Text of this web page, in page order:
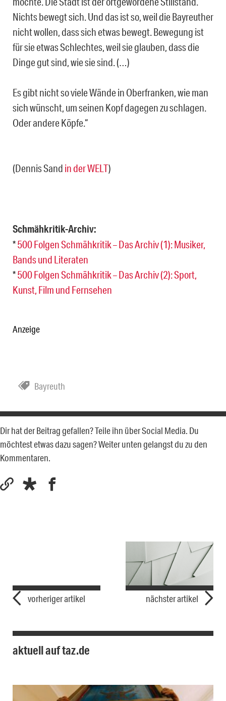
Nichts bewegt sich. Und das ist so, weil die Bayreuther
nicht wollen, dass sich etwas bewegt. Bewegung ist
für sie etwas Schlechtes, weil sie glauben, dass die
Dinge gut sind, wie sie sind. (…)
Es gibt nicht so viele Wände in Oberfranken, wie man
sich wünscht, um seinen Kopf dagegen zu schlagen.
Oder andere Köpfe.“
(Dennis Sand in der WELT)
Schmähkritik-Archiv:
*500 Folgen Schmähkritik – Das Archiv (1): Musiker,
Bands und Literaten
*500 Folgen Schmähkritik – Das Archiv (2): Sport,
Kunst, Film und Fernsehen
Anzeige
Bayreuth
Dir hat der Beitrag gefallen? Teile ihn über Social Media. Du
möchtest etwas dazu sagen? Weiter unten gelangst du zu den
Kommentaren.
vorheriger artikel nächster artikel
aktuell auf taz.de